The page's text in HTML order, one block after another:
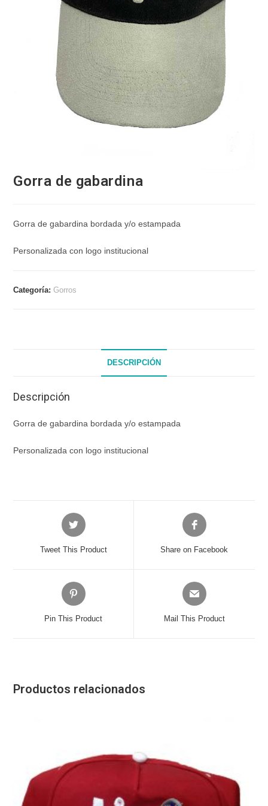
Gorra de gabardina
Gorra de gabardina bordada y/o estampada
Personalizada con logo institucional
Categoría:Gorros
DESCRIPCIÓN
Descripción
Gorra de gabardina bordada y/o estampada
Personalizada con logo institucional
Opens
in
new
Tweet This Product
Opens
in
new
Share on Facebook
Opens
in
new
Pin This Product
Opens
in
new
Mail This Product
Productos relacionados